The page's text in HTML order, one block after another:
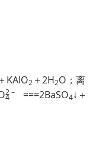
KAlO2 ＋2H2O；离
4
2－ ===2BaSO4↓＋